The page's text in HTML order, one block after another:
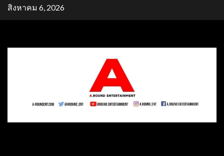
Skipสิงหาคม 6, 2026